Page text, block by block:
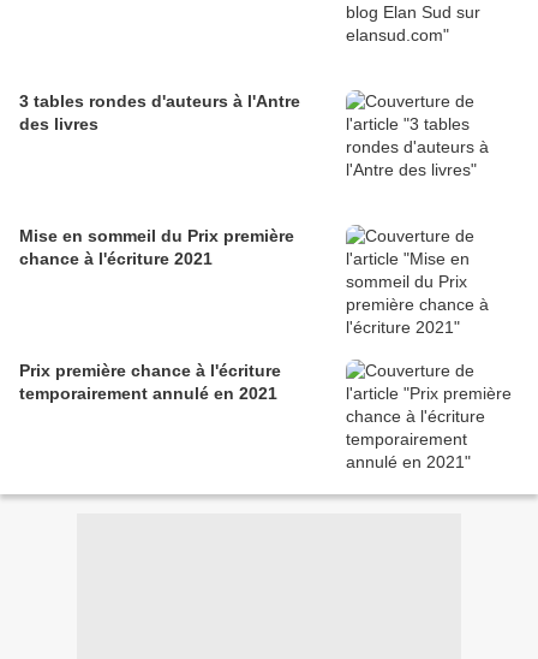
3 tables rondes d'auteurs à l'Antre
des livres
Mise en sommeil du Prix première
chance à l'écriture 2021
Prix première chance à l'écriture
temporairement annulé en 2021